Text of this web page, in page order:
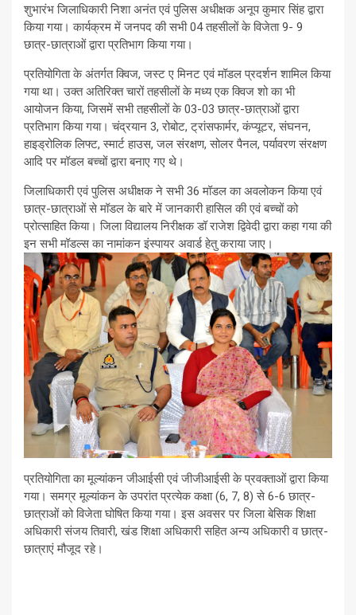
शुभारंभ जिलाधिकारी निशा अनंत एवं पुलिस अधीक्षक अनूप कुमार सिंह द्वारा
किया गया। कार्यक्रम में जनपद की सभी 04 तहसीलों के विजेता 9- 9
छात्र-छात्राओं द्वारा प्रतिभाग किया गया।
प्रतियोगिता के अंतर्गत क्विज, जस्ट ए मिनट एवं मॉडल प्रदर्शन शामिल किया
गया था। उक्त अतिरिक्त चारों तहसीलों के मध्य एक क्विज शो का भी
आयोजन किया, जिसमें सभी तहसीलों के 03-03 छात्र-छात्राओं द्वारा
प्रतिभाग किया गया। चंद्रयान 3, रोबोट, ट्रांसफार्मर, कंप्यूटर, संघनन,
हाइड्रोलिक लिफ्ट, स्मार्ट हाउस, जल संरक्षण, सोलर पैनल, पर्यावरण संरक्षण
आदि पर मॉडल बच्चों द्वारा बनाए गए थे।
जिलाधिकारी एवं पुलिस अधीक्षक ने सभी 36 मॉडल का अवलोकन किया एवं
छात्र-छात्राओं से मॉडल के बारे में जानकारी हासिल की एवं बच्चों को
प्रोत्साहित किया। जिला विद्यालय निरीक्षक डॉ राजेश द्विवेदी द्वारा कहा गया की
इन सभी मॉडल्स का नामांकन इंस्पायर अवार्ड हेतु कराया जाए।
प्रतियोगिता का मूल्यांकन जीआईसी एवं जीजीआईसी के प्रवक्ताओं द्वारा किया
गया। समग्र मूल्यांकन के उपरांत प्रत्येक कक्षा (6, 7, 8) से 6-6 छात्र-
छात्राओं को विजेता घोषित किया गया। इस अवसर पर जिला बेसिक शिक्षा
अधिकारी संजय तिवारी, खंड शिक्षा अधिकारी सहित अन्य अधिकारी व छात्र-
छात्राएं मौजूद रहे।